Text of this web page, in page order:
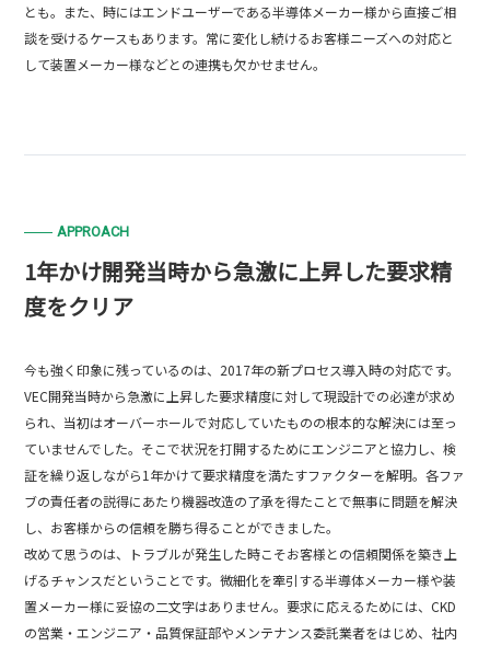
とも。また、時にはエンドユーザーである半導体メーカー様から直接ご相
談を受けるケースもあります。常に変化し続けるお客様ニーズへの対応と
して装置メーカー様などとの連携も欠かせません。
APPROACH
1年かけ開発当時から急激に上昇した要求精
度をクリア
今も強く印象に残っているのは、2017年の新プロセス導入時の対応です。
VEC開発当時から急激に上昇した要求精度に対して現設計での必達が求め
られ、当初はオーバーホールで対応していたものの根本的な解決には至っ
ていませんでした。そこで状況を打開するためにエンジニアと協力し、検
証を繰り返しながら1年かけて要求精度を満たすファクターを解明。各ファ
ブの責任者の説得にあたり機器改造の了承を得たことで無事に問題を解決
し、お客様からの信頼を勝ち得ることができました。
改めて思うのは、トラブルが発生した時こそお客様との信頼関係を築き上
げるチャンスだということです。微細化を牽引する半導体メーカー様や装
置メーカー様に妥協の二文字はありません。要求に応えるためには、CKD
の営業・エンジニア・品質保証部やメンテナンス委託業者をはじめ、社内